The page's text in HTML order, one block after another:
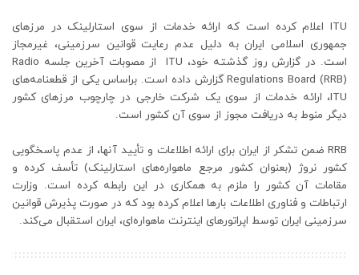
ITU اعلام کرده است که ارائه خدمات از سوی استارلینک در مرزهای
جمهوری اسلامی ایران به دلیل عدم رعایت قوانین سرزمینی، غیرمجاز
است. در گزارش روز گذشته خود، ITU از مصوبات آخرین جلسه Radio
Regulations Board (RRB) گزارش داده است. براساس یکی از قطعنامه‌های
ITU، ارائه خدمات از سوی یک شرکت خارجی در چارچوب مرزهای کشور
دیگر منوط به دریافت مجوز از سوی آن کشور است.
RRB ضمن تشکر از ایران برای ارائه اطلاعات و تأیید آنها، از عدم پاسخگویی
کشور نروژ (بعنوان کشور مرجع ماهواره‌های استارلینک) تأسف کرده و
مقامات آن کشور را ملزم به همکاری در این رابطه کرده است. وزارت
ارتباطات و فناوری اطلاعات بارها اعلام کرده بود که در صورت پذیرش قوانین
سرزمینی ایران توسط اپراتورهای اینترنت ماهواره‌ای، ایران استقبال می‌کند.